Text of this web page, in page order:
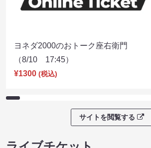
ヨネダ2000のおトーク座右衛門
（8/10 17:45）
¥1300 (税込)
サイトを閲覧する